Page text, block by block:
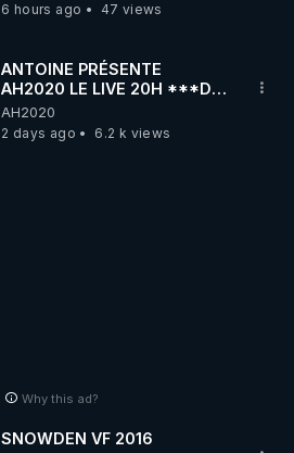
6 hours ago
47 views
ANTOINE PRÉSENTE
AH2020 LE LIVE 20H ***DU
06/08/2026***
AH2020
2 days ago
6.2 k views
Why this ad?
SNOWDEN VF 2016